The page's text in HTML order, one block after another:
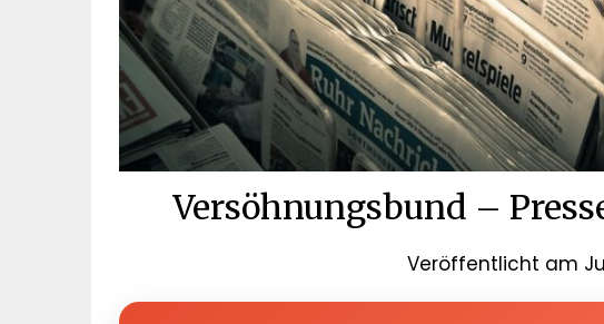
Versöhnungsbund –
Veröffentlicht am